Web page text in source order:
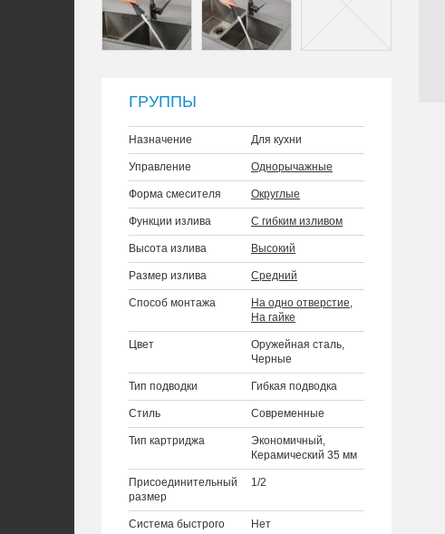
ГРУППЫ
Назначение Для кухни
Управление Однорычажные
Форма смесителя Округлые
Функции излива С гибким изливом
Высота излива Высокий
Размер излива Средний
Способ монтажа На одно отверстие,
На гайке
Цвет
Оружейная сталь,
Черные
Тип подводки Гибкая подводка
Стиль Современные
Тип картриджа
Экономичный,
Керамический 35 мм
Присоединительный
размер
1/2
Система быстрого
Нет